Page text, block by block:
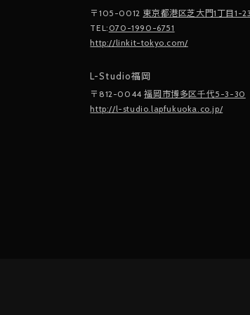
〒105-0012 東京都港区芝大門1丁目1-
TEL: 070-1990-6751
http://linkit-tokyo.com/
L-Studio福岡
〒812-0044福岡市博多区千代5-3-30
http://l-studio.lapfukuoka.co.jp/